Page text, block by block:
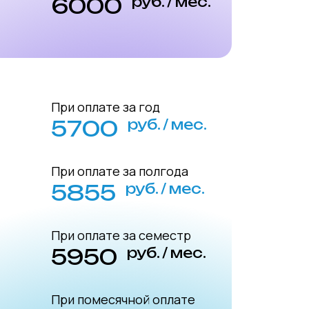
6000
При оплате за год
5700 руб. / мес.
При оплате за полгода
5855 руб. / мес.
При оплате за семестр
5950 руб. / мес.
При помесячной оплате